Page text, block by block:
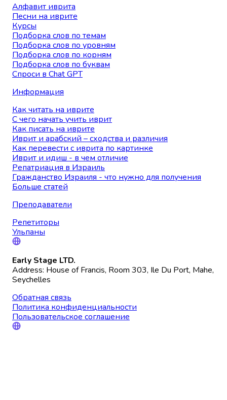
Алфавит иврита
Песни на иврите
Курсы
Подборка слов по темам
Подборка слов по уровням
Подборка слов по корням
Подборка слов по буквам
Спроси в Chat GPT
Информация
Как читать на иврите
С чего начать учить иврит
Как писать на иврите
Иврит и арабский – сходства и различия
Как перевести с иврита по картинке
Иврит и идиш - в чем отличие
Репатриация в Израиль
Гражданство Израиля - что нужно для получения
Больше статей
Преподаватели
Репетиторы
Ульпаны
Early Stage LTD.
Address: House of Francis, Room 303, Ile Du Port, Mahe,
Seychelles
Обратная связь
Политика конфиденциальности
Пользовательское соглашение